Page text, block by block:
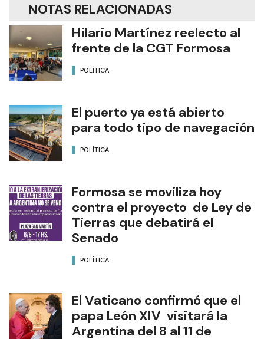
NOTAS RELACIONADAS
Hilario Martínez reelecto al
frente de la CGT Formosa
POLÍTICA
El puerto ya está abierto
para todo tipo de navegación
POLÍTICA
Formosa se moviliza hoy
contra el proyecto de Ley de
Tierras que debatirá el
Senado
POLÍTICA
El Vaticano confirmó que el
papa León XIV visitará la
Argentina del 8 al 11 de